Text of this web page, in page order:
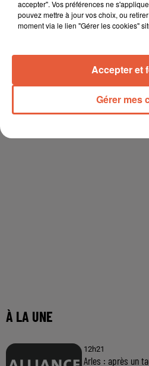
À LA UNE
12h21
Arles : après un
accepter". Vos préférences ne
pouvez mettre à jour vos choix, ou
moment via le lien "Gérer les cookies"
Gérer mes
Accepter et